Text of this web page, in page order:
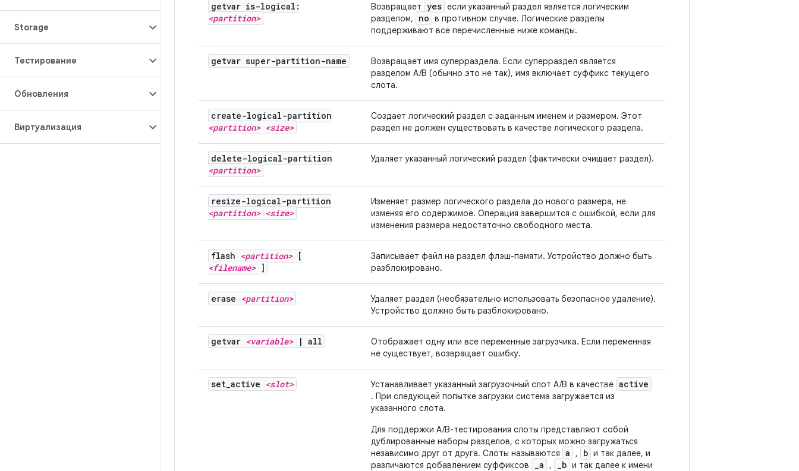
Storage
Тестирование
Обновления
Виртуализация
getvar is-logical:
<partition>
Возвращает yes если указанный раздел является логическим
разделом,
no в противном случае. Логические разделы
поддерживают все перечисленные ниже команды.
getvar super-partition-name
Возвращает имя суперраздела. Если суперраздел является
разделом A/B (обычно это не так), имя включает суффикс текущего
слота.
create-logical-partition
<partition> <size>
Создает логический раздел с заданным именем и размером. Этот
раздел не должен существовать в качестве логического раздела.
delete-logical-partition
<partition>
Удаляет указанный логический раздел (фактически очищает раздел).
resize-logical-partition
<partition> <size>
Изменяет размер логического раздела до нового размера, не
изменяя его содержимое. Операция завершится с ошибкой, если для
изменения размера недостаточно свободного места.
flash <partition>[
<filename>]
Записывает файл на раздел флэш-памяти. Устройство должно быть
разблокировано.
erase <partition>
Удаляет раздел (необязательно использовать безопасное удаление).
Устройство должно быть разблокировано.
getvar <variable> | all
Отображает одну или все переменные загрузчика. Если переменная
не существует, возвращает ошибку.
set_active <slot> Устанавливает указанный загрузочный слот A/B в качестве active
. При следующей попытке загрузки система загружается из
указанного слота.
Для поддержки A/B-тестирования слоты представляют собой
дублированные наборы разделов, с которых можно загружаться
независимо друг от друга. Слоты называются a , b и так далее, и
различаются добавлением суффиксов
_a , _b и так далее к имени